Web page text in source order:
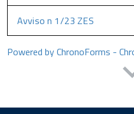
Avviso n 1/23 ZES
Powered by ChronoForms -